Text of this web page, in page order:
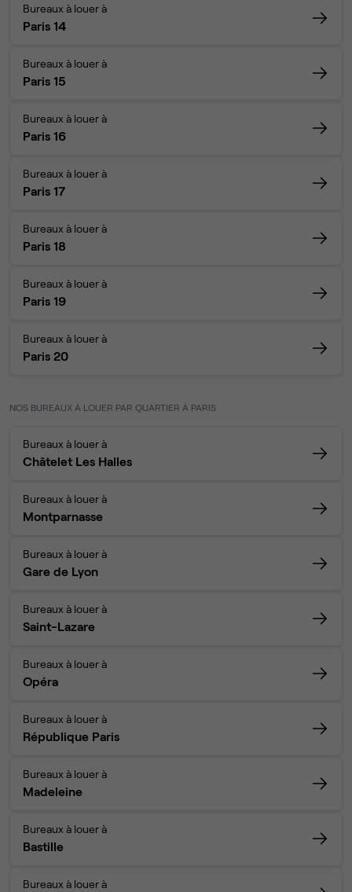
Bureaux à louer à
Paris 14
Bureaux à louer à
Paris 15
Bureaux à louer à
Paris 16
Bureaux à louer à
Paris 17
Bureaux à louer à
Paris 18
Bureaux à louer à
Paris 19
Bureaux à louer à
Paris 20
NOS BUREAUX À LOUER PAR QUARTIER À PARIS
Bureaux à louer à
Châtelet Les Halles
Bureaux à louer à
Montparnasse
Bureaux à louer à
Gare de Lyon
Bureaux à louer à
Saint-Lazare
Bureaux à louer à
Opéra
Bureaux à louer à
République Paris
Bureaux à louer à
Madeleine
Bureaux à louer à
Bastille
Bureaux à louer à